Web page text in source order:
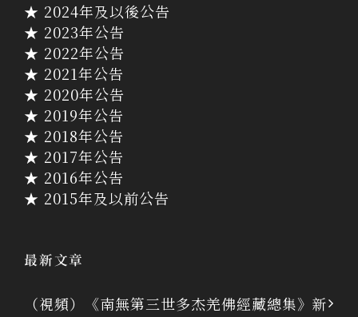
★ 2024年及以後公告
★ 2023年公告
★ 2022年公告
★ 2021年公告
★ 2020年公告
★ 2019年公告
★ 2018年公告
★ 2017年公告
★ 2016年公告
★ 2015年及以前公告
最新文章
（視頻）《南無第三世多杰羌佛經藏總集》新